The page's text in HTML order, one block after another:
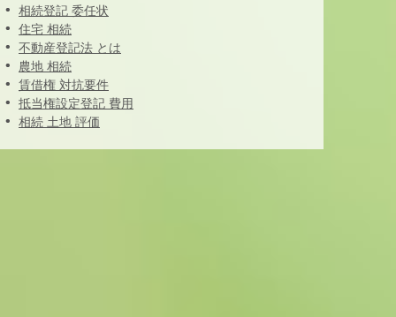
相続登記 委任状
住宅 相続
不動産登記法 とは
農地 相続
賃借権 対抗要件
抵当権設定登記 費用
相続 土地 評価